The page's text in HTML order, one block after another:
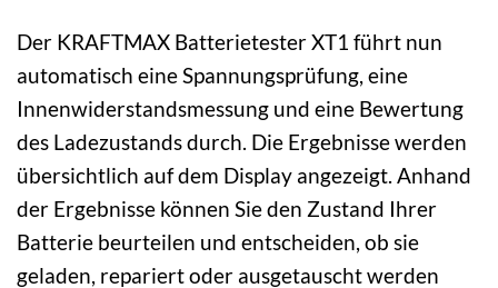
Der KRAFTMAX Batterietester XT1 führt nun
automatisch eine Spannungsprüfung, eine
Innenwiderstandsmessung und eine Bewertung
des Ladezustands durch. Die Ergebnisse werden
übersichtlich auf dem Display angezeigt. Anhand
der Ergebnisse können Sie den Zustand Ihrer
Batterie beurteilen und entscheiden, ob sie
geladen, repariert oder ausgetauscht werden